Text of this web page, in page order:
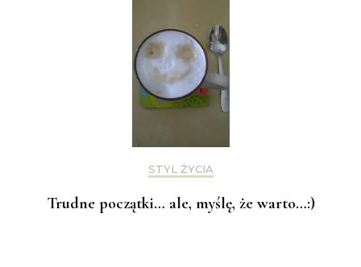
STYL ŻYCIA
Trudne początki… ale, myślę, że warto…:)